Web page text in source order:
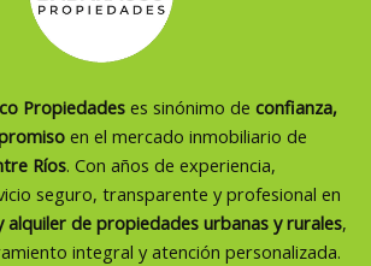
Propiedades es sinónimo de confianza,
en el mercado inmobiliario de
Ríos. Con años de experiencia,
seguro, transparente y profesional en
alquiler de propiedades urbanas y rurales,
integral y atención personalizada.